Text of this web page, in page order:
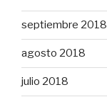
septiembre 2018
agosto 2018
julio 2018